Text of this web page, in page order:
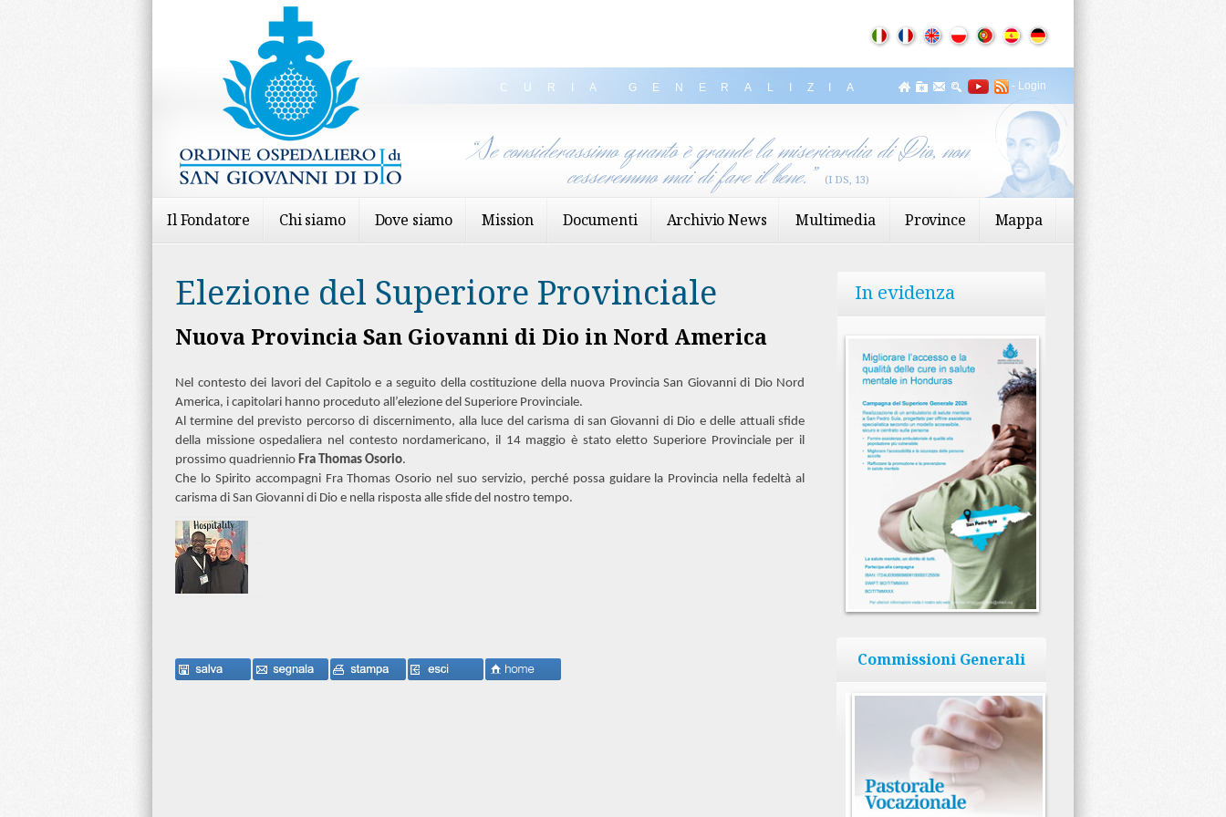
Il Fondatore Chi siamo Dove siamo Mission Documenti Archivio News Multimedia Province Mappa
CURIA GENERALIZIA - Login
“Se considerassimo quanto è grande la misericordia di Dio, non
cesseremmo mai di fare il bene.” (I DS, 13)
Elezione del Superiore Provinciale
Nuova Provincia San Giovanni di Dio in Nord America
Nel contesto dei lavori del Capitolo e a seguito della costituzione della nuova Provincia San Giovanni di Dio Nord
America, i capitolari hanno proceduto all’elezione del Superiore Provinciale.
Al termine del previsto percorso di discernimento, alla luce del carisma di san Giovanni di Dio e delle attuali sfide
della missione ospedaliera nel contesto nordamericano, il 14 maggio è stato eletto Superiore Provinciale per il
prossimo quadriennio Fra Thomas Osorio.
Che lo Spirito accompagni Fra Thomas Osorio nel suo servizio, perché possa guidare la Provincia nella fedeltà al
carisma di San Giovanni di Dio e nella risposta alle sfide del nostro tempo.
In evidenza
Commissioni Generali